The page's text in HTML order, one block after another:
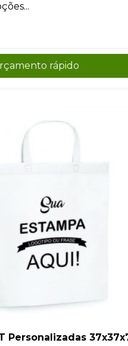
rápido
Personalizadas